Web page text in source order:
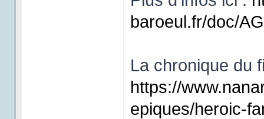
baroeul.fr/doc/
La chronique du
https://
epiques/heroic-